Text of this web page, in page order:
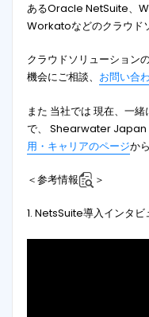
あるOracle NetSuite、
Workatoなどのクラウド
クラウドソリューション
機会にご相談、 お問い合
また 当社では 現在、一
で、 Shearwater Japan
用・キャリアのページか
＜参考情報 ＞
1. NetsSuite導入インタビ